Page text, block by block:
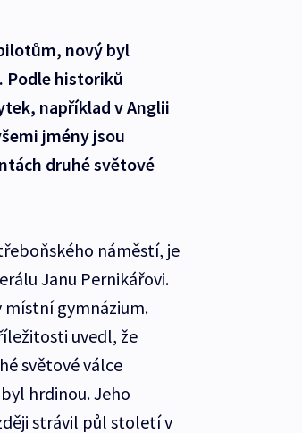
nový byl
Podle historiků
například v Anglii
jmény jsou
druhé světové
náměstí, je
Janu Pernikářovi.
gymnázium.
uvedl, že
světové válce
hrdinou. Jeho
strávil půl století v